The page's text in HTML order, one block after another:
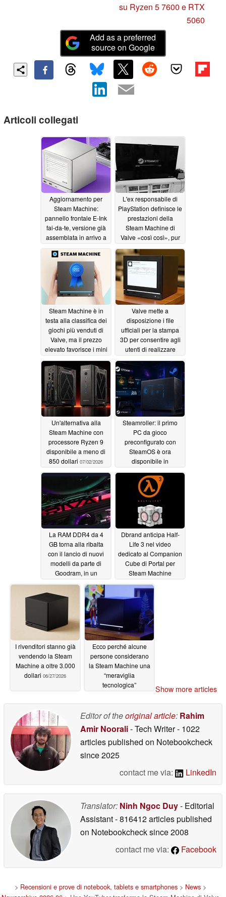
su Ryzen 5 7600 e RTX
5060
Add as a preferred
source on Google
Articoli collegati
Aggiornamento per
Steam Machine:
pannello frontale E-Ink
fai-da-te, versione già
assemblata in arrivo a
breve
07/05/2026
L'ex responsabile di
PlayStation definisce le
prestazioni della
Steam Machine di
Valve «così così», pur
elogiandone
l'esperienza simile a
quella di una console
07/04/2026
Steam Machine è in
testa alla classifica dei
giochi più venduti di
Valve, ma il prezzo
elevato favorisce i mini
PC07/03/2026
Valve mette a
disposizione i file
ufficiali per la stampa
3D per consentire agli
utenti di realizzare
autonomamente il
pannello frontale in e-
ink della propria Steam
Machine07/03/2026
Un'alternativa alla
Steam Machine con
processore Ryzen 9
disponibile a meno di
850 dollari 07/02/2026
Steamroller: il primo
PC da gioco
preconfigurato con
SteamOS è ora
disponibile in
preordine06/29/2026
La RAM DDR4 da 4
GB torna alla ribalta
con il lancio di nuovi
modelli da parte di
Goodram, in un
contesto di prezzi della
DDR5 alle stelle
06/28/2026
Dbrand anticipa Half-
Life 3 nel video
dedicato al Companion
Cube di Portal per
Steam Machine
06/27/2026
I rivenditori stanno già
vendendo la Steam
Machine a oltre 3.000
dollari 06/27/2026
Ecco perché alcune
persone considerano
la Steam Machine una
“meraviglia
tecnologica”
Show more articles
Editor of theoriginal article: Rahim
Amir Noorali- Tech Writer- 1022
articles published on Notebookcheck
since 2025
contact me via:
LinkedIn
Translator: Ninh Ngoc Duy- Editorial
Assistant- 816412 articles published
on Notebookchecksince 2008
contact me via:
Facebook
> Recensioni e prove di notebook, tablets e smartphones > News >